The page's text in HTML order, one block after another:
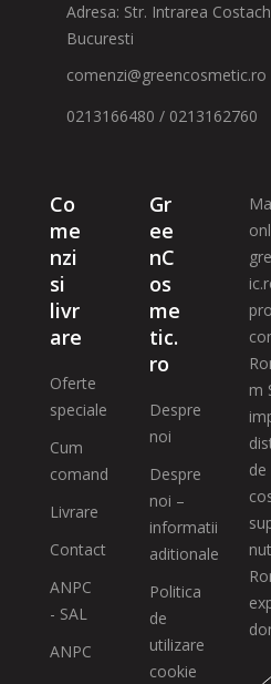
Adresa: Str. Intrarea
Bucuresti
comenzi@greencosmetic.ro
0213166480 / 0213162760
Co
me
nzi
si
livr
are
Oferte
speciale
Cum
comand
Livrare
Contact
ANPC
- SAL
ANPC
Gr
ee
nC
os
me
tic.
ro
Despre
noi
Despre
noi –
informatii
aditionale
Politica
de
utilizare
cookie
m
de